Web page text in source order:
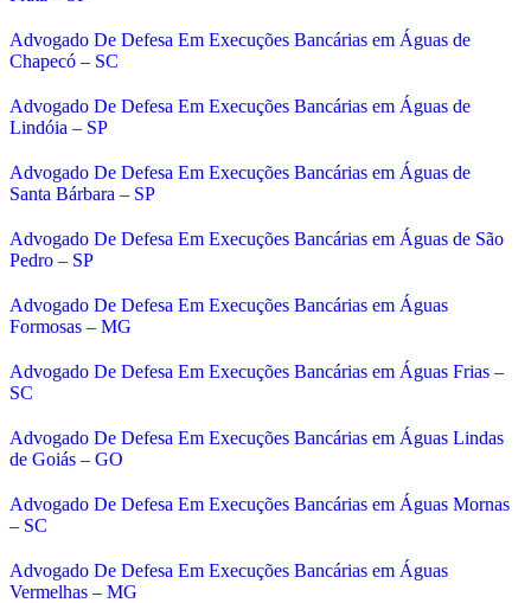
Advogado De Defesa Em Execuções Bancárias em Águas de
Chapecó – SC
Advogado De Defesa Em Execuções Bancárias em Águas de
Lindóia – SP
Advogado De Defesa Em Execuções Bancárias em Águas de
Santa Bárbara – SP
Advogado De Defesa Em Execuções Bancárias em Águas de São
Pedro – SP
Advogado De Defesa Em Execuções Bancárias em Águas
Formosas – MG
Advogado De Defesa Em Execuções Bancárias em Águas Frias –
SC
Advogado De Defesa Em Execuções Bancárias em Águas Lindas
de Goiás – GO
Advogado De Defesa Em Execuções Bancárias em Águas Mornas
– SC
Advogado De Defesa Em Execuções Bancárias em Águas
Vermelhas – MG